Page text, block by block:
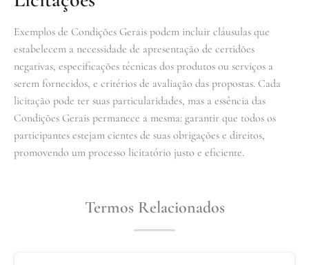
Exemplos de Condições Gerais podem incluir cláusulas que
estabelecem a necessidade de apresentação de certidões
negativas, especificações técnicas dos produtos ou serviços a
serem fornecidos, e critérios de avaliação das propostas. Cada
licitação pode ter suas particularidades, mas a essência das
Condições Gerais permanece a mesma: garantir que todos os
participantes estejam cientes de suas obrigações e direitos,
promovendo um processo licitatório justo e eficiente.
Termos Relacionados